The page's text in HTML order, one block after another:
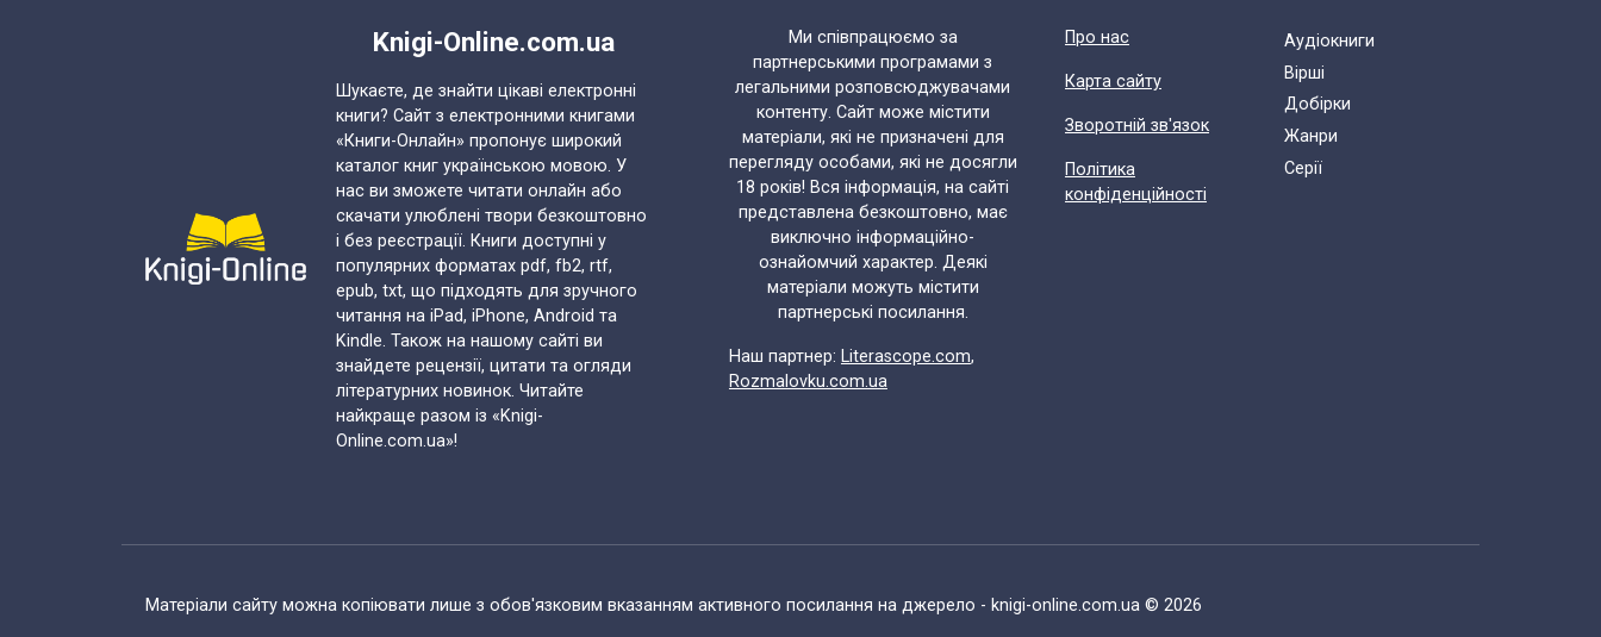
Knigi-Online.com.ua
Шукаєте, де знайти цікаві електронні
книги? Сайт з електронними книгами
«Книги-Онлайн» пропонує широкий
каталог книг українською мовою. У
нас ви зможете читати онлайн або
скачати улюблені твори безкоштовно
і без реєстрації. Книги доступні у
популярних форматах pdf, fb2, rtf,
epub, txt, що підходять для зручного
читання на iPad, iPhone, Android та
Kindle. Також на нашому сайті ви
знайдете рецензії, цитати та огляди
літературних новинок. Читайте
найкраще разом із «Knigi-
Online.com.ua»!
Ми співпрацюємо за
партнерськими програмами з
легальними розповсюджувачами
контенту. Сайт може містити
матеріали, які не призначені для
перегляду особами, які не досягли
18 років! Вся інформація, на сайті
представлена безкоштовно, має
виключно інформаційно-
ознайомчий характер. Деякі
матеріали можуть містити
партнерські посилання.
Наш партнер: Literascope.com,
Rozmalovku.com.ua
Про нас
Карта сайту
Зворотній зв'язок
Політика
конфіденційності
Аудіокниги
Вірші
Добірки
Жанри
Cерії
Матеріали сайту можна копіювати лише з обов'язковим вказанням активного посилання на джерело - knigi-online.com.ua © 2026